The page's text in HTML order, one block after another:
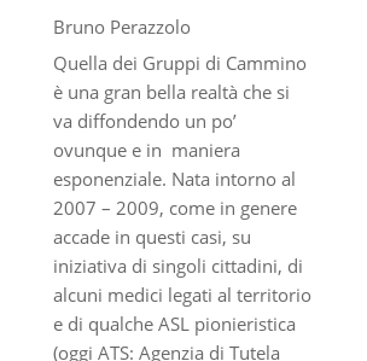
Bruno Perazzolo
Quella dei Gruppi di Cammino
è una gran bella realtà che si
va diffondendo un po’
ovunque e in maniera
esponenziale. Nata intorno al
2007 – 2009, come in genere
accade in questi casi, su
iniziativa di singoli cittadini, di
alcuni medici legati al territorio
e di qualche ASL pionieristica
(oggi ATS: Agenzia di Tutela